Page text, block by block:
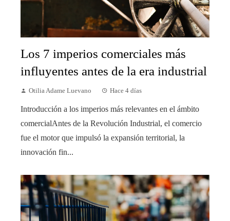
Los 7 imperios comerciales más
influyentes antes de la era industrial
Otilia Adame Luevano Hace 4 días
Introducción a los imperios más relevantes en el ámbito
comercialAntes de la Revolución Industrial, el comercio
fue el motor que impulsó la expansión territorial, la
innovación fin...